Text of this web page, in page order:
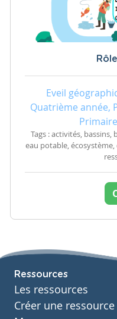
Eveil
Quatrième année,
Tags : activités,
eau potable, écosystème,
Ressources
Les ressources
Créer une ressource